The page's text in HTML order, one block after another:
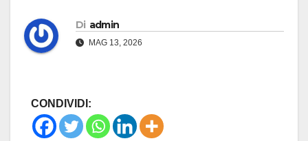
Di admin
MAG 13, 2026
CONDIVIDI: